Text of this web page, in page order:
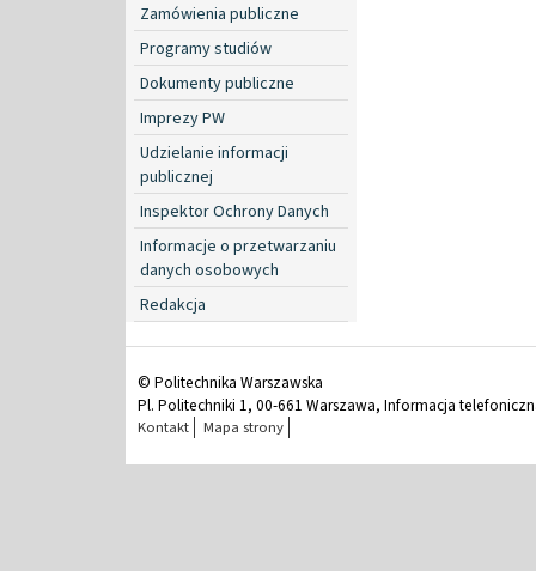
Zamówienia publiczne
Programy studiów
Dokumenty publiczne
Imprezy PW
Udzielanie informacji
publicznej
Inspektor Ochrony Danych
Informacje o przetwarzaniu
danych osobowych
Redakcja
© Politechnika Warszawska
Pl. Politechniki 1, 00-661 Warszawa, Informacja
Kontakt Mapa strony